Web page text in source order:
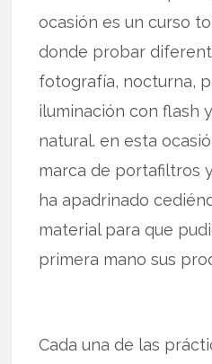
ocasión es un curso
donde probar
fotografía, nocturna,
iluminación con flash
natural. en esta
marca de portafiltros
ha apadrinado
material para que
primera mano sus
Cada una de las